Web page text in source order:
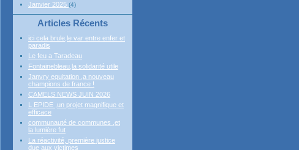
Janvier 2025 (4)
Articles Récents
ici cela brule,le var entre enfer et
paradis
Le feu a Taradeau
Fontainebleau,la solidarité utile
Janvry equitation ,a nouveau
champions de france !
CAMELS NEWS JUIN 2026
L EPIDE ,un projet magnifique et
efficace
communauté de communes ,et
la lumière fut
La réactivité, première justice
due aux victimes